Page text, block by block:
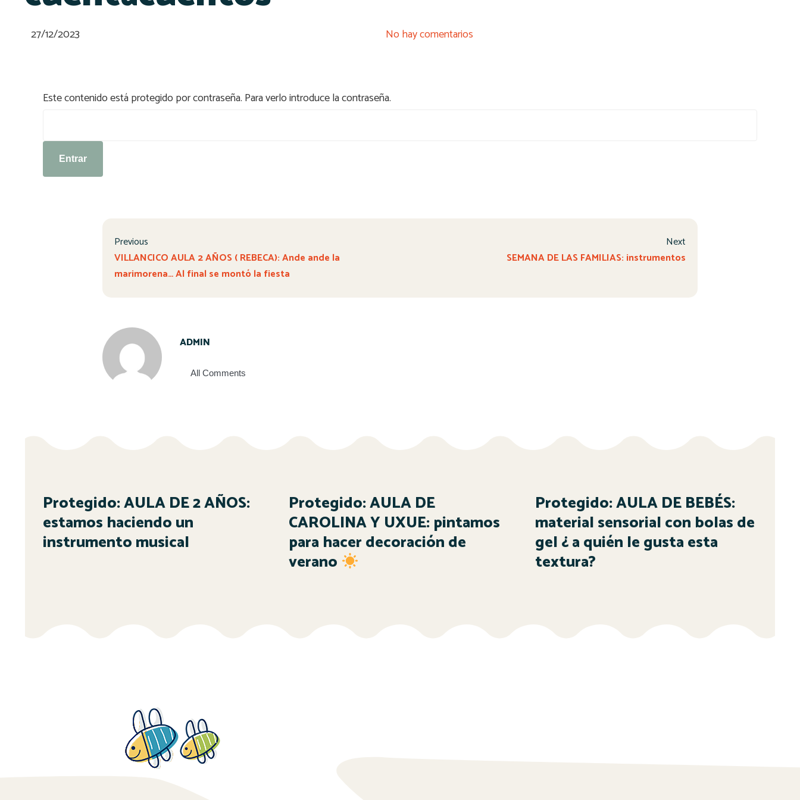
27/12/2023 No hay comentarios
Este contenido está protegido por contraseña. Para verlo introduce la contraseña.
Previous
VILLANCICO AULA 2 AÑOS ( REBECA): Ande ande la
marimorena… Al final se montó la fiesta
Next
SEMANA DE LAS FAMILIAS: instrumentos
ADMIN
All Comments
Protegido: AULA DE 2 AÑOS:
estamos haciendo un
instrumento musical
Protegido: AULA DE
CAROLINA Y UXUE: pintamos
para hacer decoración de
verano
Protegido: AULA DE BEBÉS:
material sensorial con bolas de
gel ¿ a quién le gusta esta
textura?